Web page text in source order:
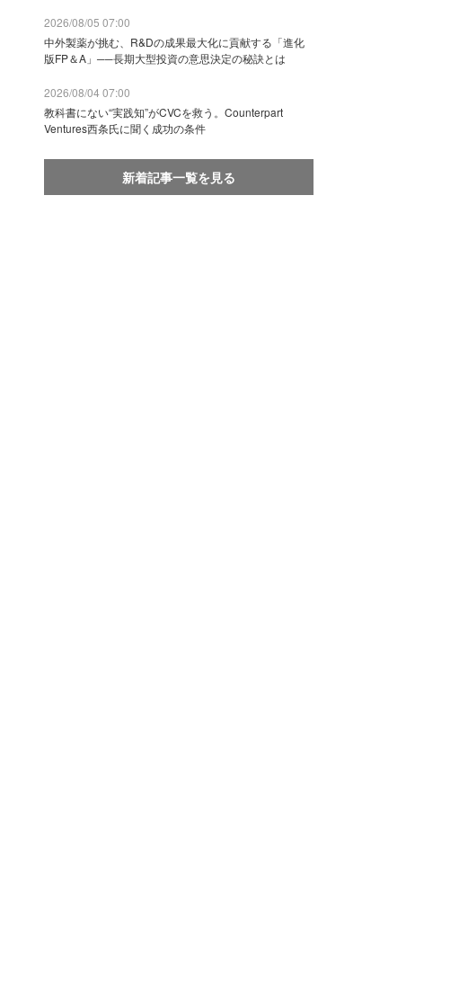
2026/08/05 07:00
中外製薬が挑む、R&Dの成果最大化に貢献する「進化
版FP＆A」──長期大型投資の意思決定の秘訣とは
2026/08/04 07:00
教科書にない“実践知”がCVCを救う。Counterpart
Ventures西条氏に聞く成功の条件
新着記事一覧を見る